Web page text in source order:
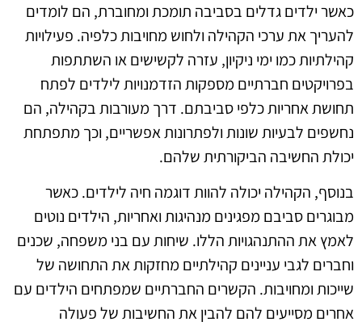
כאשר ילדים גדלים בסביבה תומכת ומחוברת, הם לומדים
להעריך את ערכי הקהילה ולחוש מחויבות כלפיה. פעילויות
קהילתיות כמו ימי ניקיון, עזרה לקשישים או השתתפות
בפרויקטים חברתיים מספקות הזדמנויות לילדים לפתח
תחושת אחריות כלפי סביבתם. דרך מעורבות בקהילה, הם
נחשפים לבעיות שונות ולפתרונות אפשריים, וכך מתפתחת
יכולת החשיבה הביקורתית שלהם.
בנוסף, הקהילה יכולה להוות דוגמה חיה לילדים. כאשר
מבוגרים סביבם מפגינים מנהיגות ואחריות, הילדים נוטים
לאמץ את ההתנהגויות הללו. שיחות עם בני משפחה, שכנים
וחברים לגבי עניינים קהילתיים מחזקות את התחושה של
שייכות ומחויבות. הקשרים החברתיים שמפתחים הילדים עם
אחרים מסייעים להם להבין את החשיבות של פעולה